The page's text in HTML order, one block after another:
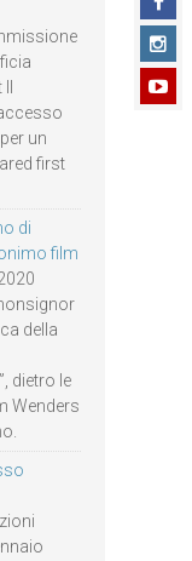
un
first
di
film
della
dietro le
Wenders